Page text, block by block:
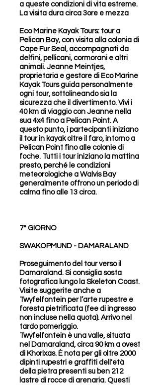
a queste condizioni di vita estreme.
La visita dura circa 3ore e mezza
Eco Marine Kayak Tours: tour a
Pelican Bay, con visita alla colonia di
Cape Fur Seal, accompagnati da
delfini, pellicani, cormorani e altri
animali. Jeanne Meintjes,
proprietaria e gestore di Eco Marine
Kayak Tours guida personalmente
ogni tour, sottolineando sia la
sicurezza che il divertimento. Vivi i
40 km di viaggio con Jeanne nella
sua 4x4 fino a Pelican Point. A
questo punto, i partecipanti iniziano
il tour in kayak oltre il faro, intorno a
Pelican Point fino alle colonie di
foche. Tutti i tour iniziano la mattina
presto, perché le condizioni
meteorologiche a Walvis Bay
generalmente offrono un periodo di
calma fino alle 13 circa.
7° GIORNO
SWAKOPMUND - DAMARALAND
Proseguimento del tour verso il
Damaraland. Si consiglia sosta
fotografica lungo la Skeleton Coast.
Visite suggerite anche a
Twyfelfontein per l’arte rupestre e
foresta pietrificata (fee di ingresso
non incluse nella quota). Arrivo nel
tardo pomeriggio.
Twyfelfontein è una valle, situata
nel Damaraland, circa 90 km a ovest
di Khorixas. È nota per gli oltre 2000
dipinti rupestri e graffiti dell'età
della pietra presenti su ben 212
lastre di rocce di arenaria. Questi